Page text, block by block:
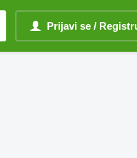
Prijavi se /